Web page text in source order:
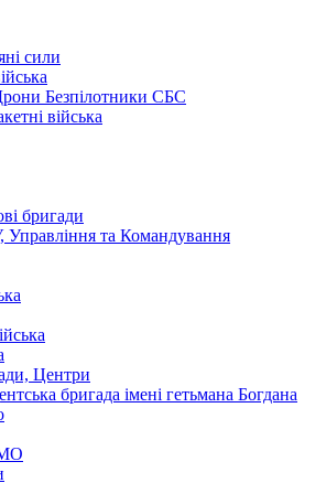
сили
Безпілотники СБС
війська
бригади
та Командування
Центри
бригада імені гетьмана Богдана
МО